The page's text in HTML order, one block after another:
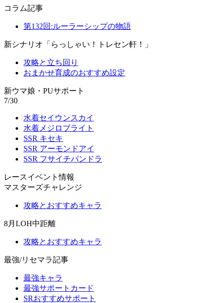
コラム記事
第132回:ルーラーシップの物語
新シナリオ「らっしゃい！トレセン軒！」
攻略と立ち回り
おまかせ育成のおすすめ設定
新ウマ娘・PUサポート
7/30
水着セイウンスカイ
水着メジロブライト
SSR キセキ
SSR アーモンドアイ
SSR フサイチパンドラ
レースイベント情報
マスターズチャレンジ
攻略とおすすめキャラ
8月LOH中距離
攻略とおすすめキャラ
最強/リセマラ記事
最強キャラ
最強サポートカード
SRおすすめサポート